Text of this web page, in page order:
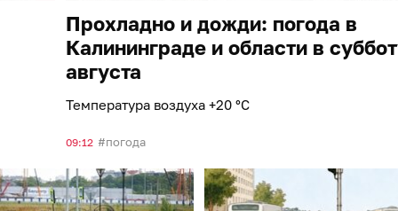
Прохладно и дожди: погода в
Калининграде и области в
августа
Температура воздуха +20 °С
09:12 погода